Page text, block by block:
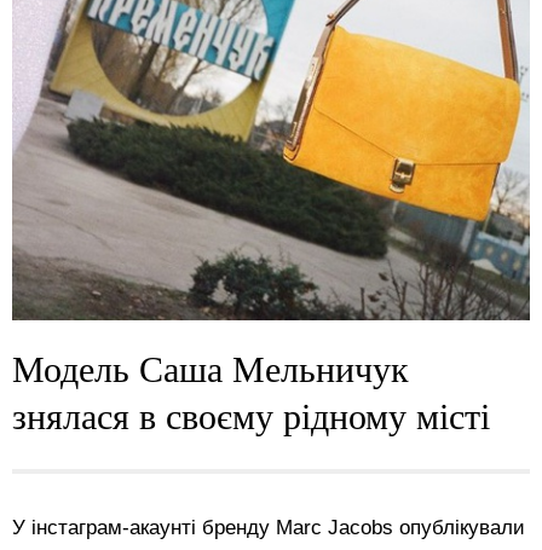
Модель Саша Мельничук
знялася в своєму рідному місті
У інстаграм-акаунті бренду Marc Jacobs опублікували